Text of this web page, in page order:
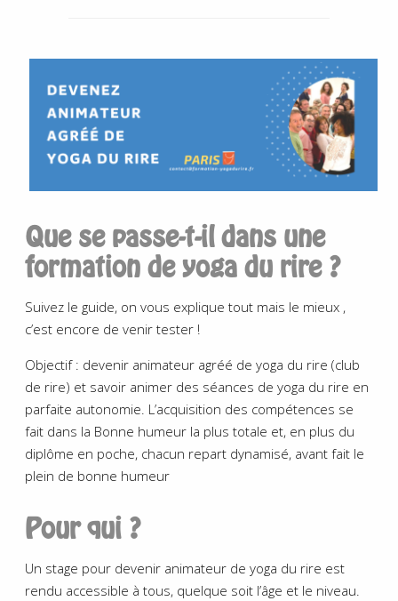
Que se passe-t-il dans une
formation de yoga du rire ?
Suivez le guide, on vous explique tout mais le mieux ,
c’est encore de venir tester !
Objectif : devenir animateur agréé de yoga du rire (club
de rire) et savoir animer des séances de yoga du rire en
parfaite autonomie. L’acquisition des compétences se
fait dans la Bonne humeur la plus totale et, en plus du
diplôme en poche, chacun repart dynamisé, avant fait le
plein de bonne humeur
Pour qui ?
Un stage pour devenir animateur de yoga du rire est
rendu accessible à tous, quelque soit l’âge et le niveau.